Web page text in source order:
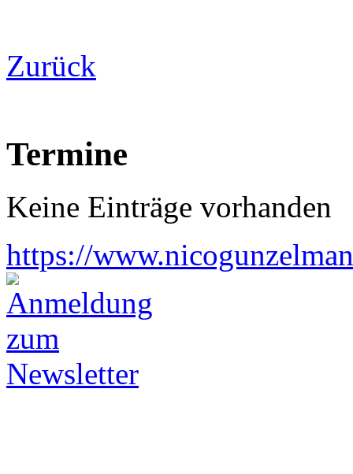
Zurück
Termine
Keine Einträge vorhanden
https://